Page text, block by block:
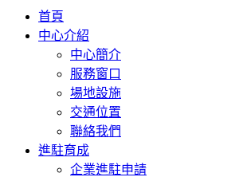
首頁
中心介紹
中心簡介
服務窗口
場地設施
交通位置
聯絡我們
進駐育成
企業進駐申請